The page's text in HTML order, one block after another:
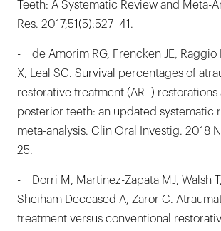
Teeth: A Systematic Review and Meta-
Res. 2017;51(5):527–41.
- de Amorim RG, Frencken JE, Raggio
X, Leal SC. Survival percentages of
restorative treatment (ART) restorations
posterior teeth: an updated systematic
meta-analysis. Clin Oral Investig. 2018
25.
- Dorri M, Martinez-Zapata MJ, Walsh
Sheiham Deceased A, Zaror C.
treatment versus conventional